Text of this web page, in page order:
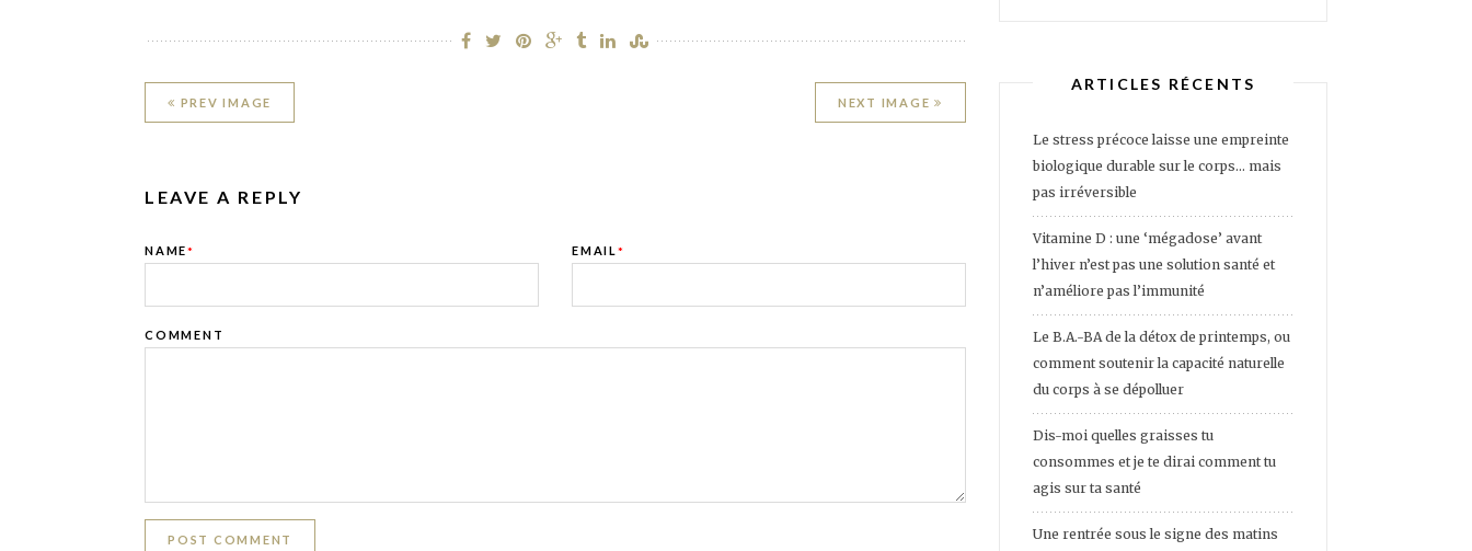
PREV IMAGE NEXT IMAGE
LEAVE A REPLY
NAME* EMAIL *
COMMENT
ARTICLES RÉCENTS
Le stress précoce laisse une empreinte
biologique durable sur le corps… mais
pas irréversible
Vitamine D : une ‘mégadose’ avant
l’hiver n’est pas une solution santé et
n’améliore pas l’immunité
Le B.A.-BA de la détox de printemps, ou
comment soutenir la capacité naturelle
du corps à se dépolluer
Dis-moi quelles graisses tu
consommes et je te dirai comment tu
agis sur ta santé
Une rentrée sous le signe des matins